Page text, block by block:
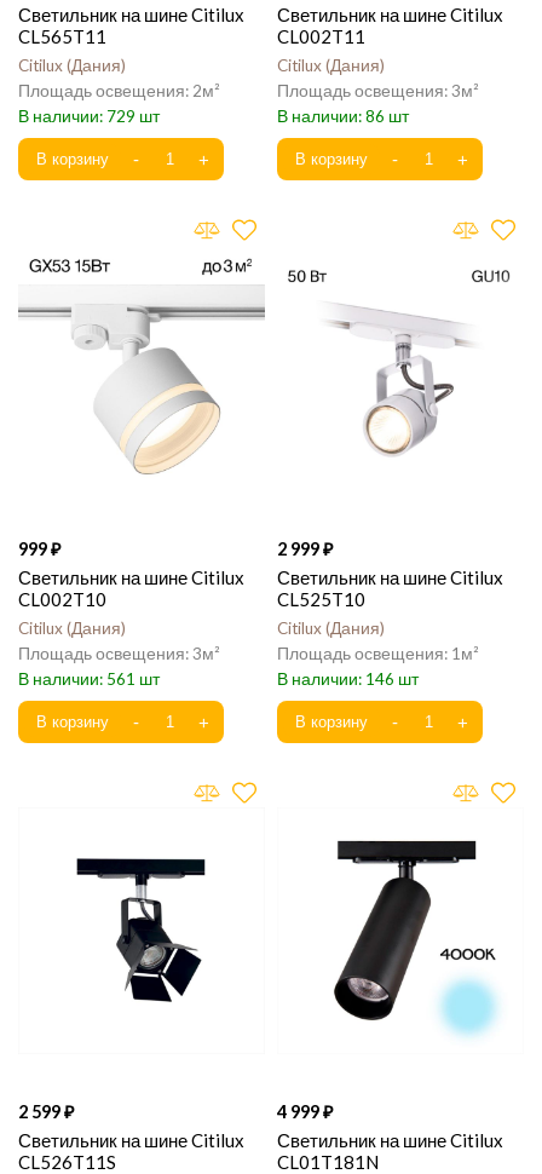
Светильник на шине Citilux
CL565T11
Citilux Дания
2
729
Светильник на шине Citilux
CL002T11
Citilux Дания
3
86
999
Светильник на шине Citilux
CL002T10
Citilux Дания
3
561
2 999
Светильник на шине Citilux
CL525T10
Citilux Дания
1
146
2 599
Светильник на шине Citilux
CL526T11S
4 999
Светильник на шине Citilux
CL01T181N